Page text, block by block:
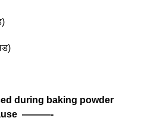
during baking powder
———-